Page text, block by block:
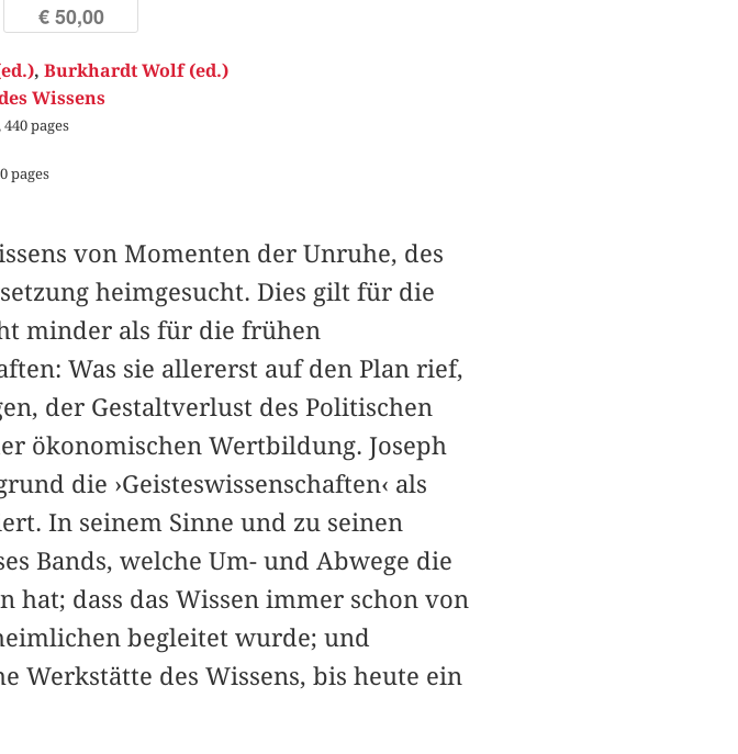
€ 50,00
, Burkhardt Wolf (ed.)
Wissens
pages
pages
von Momenten der Unruhe, des
heimgesucht. Dies gilt für die
minder als für die frühen
Was sie allererst auf den Plan rief,
der Gestaltverlust des Politischen
ökonomischen Wertbildung. Joseph
die ›Geisteswissenschaften‹ als
In seinem Sinne und zu seinen
Bands, welche Um- und Abwege die
hat; dass das Wissen immer schon von
begleitet wurde; und
Werkstätte des Wissens, bis heute ein